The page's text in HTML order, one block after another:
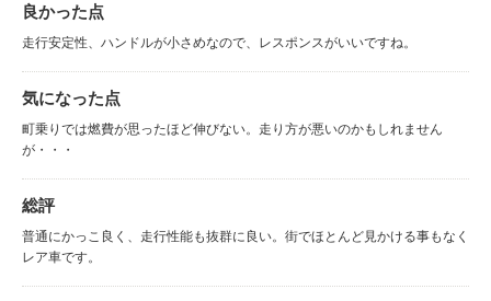
良かった点
走行安定性、ハンドルが小さめなので、レスポンスがいいですね。
気になった点
町乗りでは燃費が思ったほど伸びない。走り方が悪いのかもしれません
が・・・
総評
普通にかっこ良く、走行性能も抜群に良い。街でほとんど見かける事もなく
レア車です。